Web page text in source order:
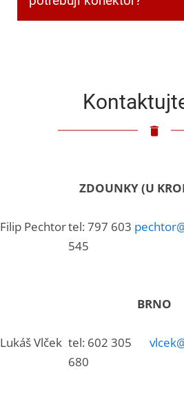
ZDOUNKY (U
Filip Pechtortel: 797 603
545
BRNO
Lukáš Vlček tel: 602 305
680